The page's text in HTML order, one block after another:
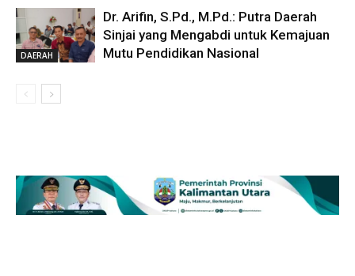
DAERAH
Dr. Arifin, S.Pd., M.Pd.: Putra Daerah
Sinjai yang Mengabdi untuk Kemajuan
Mutu Pendidikan Nasional